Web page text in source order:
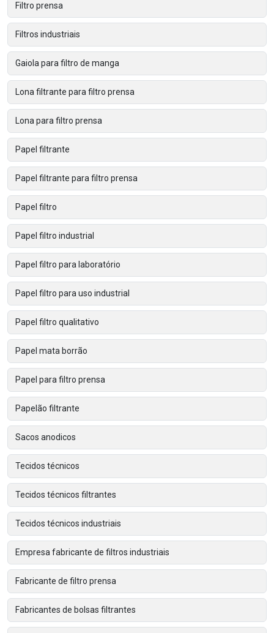
Filtro prensa
Filtros industriais
Gaiola para filtro de manga
Lona filtrante para filtro prensa
Lona para filtro prensa
Papel filtrante
Papel filtrante para filtro prensa
Papel filtro
Papel filtro industrial
Papel filtro para laboratório
Papel filtro para uso industrial
Papel filtro qualitativo
Papel mata borrão
Papel para filtro prensa
Papelão filtrante
Sacos anodicos
Tecidos técnicos
Tecidos técnicos filtrantes
Tecidos técnicos industriais
Empresa fabricante de filtros industriais
Fabricante de filtro prensa
Fabricantes de bolsas filtrantes